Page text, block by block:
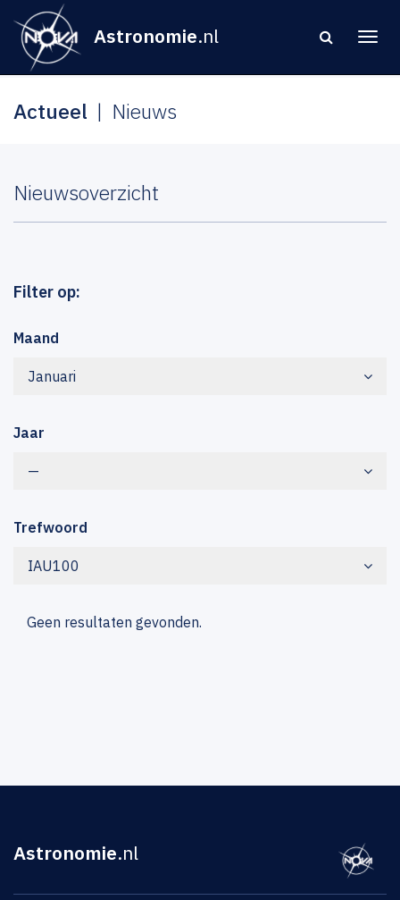
Astronomie.nl
Actueel Nieuws
Nieuwsoverzicht
Filter op:
Maand
Januari
Jaar
—
Trefwoord
IAU100
Geen resultaten gevonden.
Astronomie.nl